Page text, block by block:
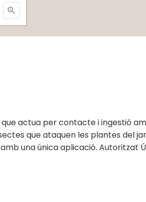

actua per contacte i ingestió
que ataquen les plantes del
una única aplicació. Autoritzat